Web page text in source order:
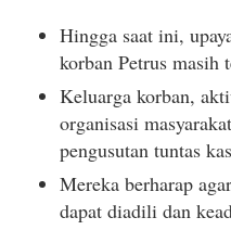
Hingga saat ini,
korban Petrus masih
Keluarga korban,
organisasi
pengusutan tuntas
Mereka berharap
dapat diadili dan